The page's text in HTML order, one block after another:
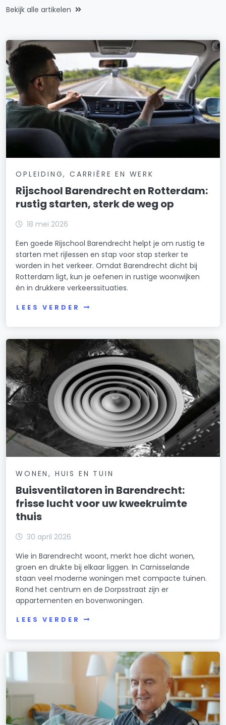
Bekijk alle artikelen
OPLEIDING, CARRIÈRE EN WERK
Rijschool Barendrecht en Rotterdam:
rustig starten, sterk de weg op
18 mei 2026
Een goede Rijschool Barendrecht helpt je om rustig te
starten met rijlessen en stap voor stap sterker te
worden in het verkeer. Omdat Barendrecht dicht bij
Rotterdam ligt, kun je oefenen in rustige woonwijken
én in drukkere verkeerssituaties.
LEES VERDER
WONEN, HUIS EN TUIN
Buisventilatoren in Barendrecht:
frisse lucht voor uw kweekruimte
thuis
30 april 2026
Wie in Barendrecht woont, merkt hoe dicht wonen,
groen en drukte bij elkaar liggen. In Carnisselande
staan veel moderne woningen met compacte tuinen.
Rond het centrum en de Dorpsstraat zijn er
appartementen en bovenwoningen.
LEES VERDER